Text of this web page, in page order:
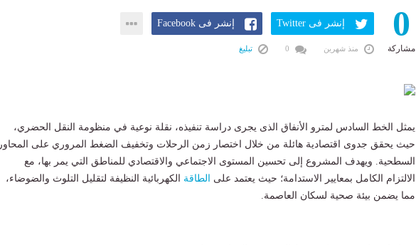
0
مشاركة
إنشر فى Twitter إنشر فى Facebook
منذ شهرين تبليغ
يمثل الخط السادس لمترو الأنفاق الذى يجرى دراسة تنفيذه، نقلة نوعية في منظومة النقل الحضري،
حيث يحقق جدوى اقتصادية هائلة من خلال اختصار زمن الرحلات وتخفيف الضغط المروري على المحاور
السطحية. ويهدف المشروع إلى تحسين المستوى الاجتماعي والاقتصادي للمناطق التي يمر بها، مع
الالتزام الكامل بمعايير الاستدامة؛ حيث يعتمد على
الطاقة الكهربائية النظيفة لتقليل التلوث والضوضاء،
مما يضمن بيئة صحية لسكان العاصمة.